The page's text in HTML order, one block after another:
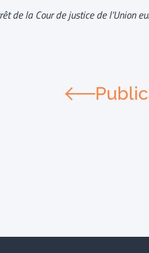
de la Cour de justice de l’Union